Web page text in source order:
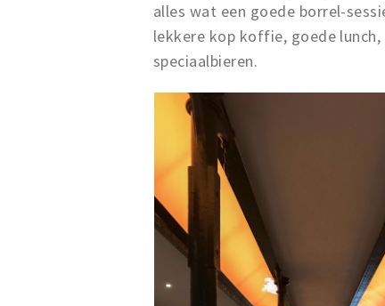
alles wat een goede borrel-
lekkere kop koffie, goede
speciaalbieren.